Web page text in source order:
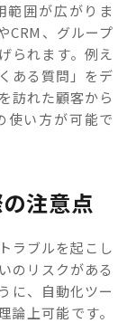
範囲が広がりま
CRM、グループ
られます。例え
ある質問」をデ
訪れた顧客から
使い方が可能で
注意点
ラブルを起こし
のリスクがある
に、自動化ツー
上可能です。